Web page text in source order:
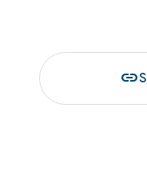
link